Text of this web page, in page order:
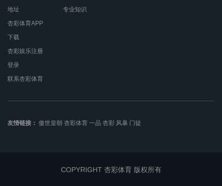
地址
杏彩体育APP
下载
杏彩娱乐注册
登录
联系杏彩体育
专业知识
友情链接： 傲世皇朝 杏彩体育 一品 杏彩 风暴 门徒
COPYRIGHT 杏彩体育 版权所有